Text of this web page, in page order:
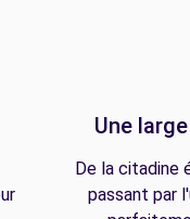
Une
De la citadine
passant par